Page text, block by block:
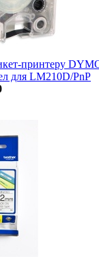
принтеру
для LM210D/PnP